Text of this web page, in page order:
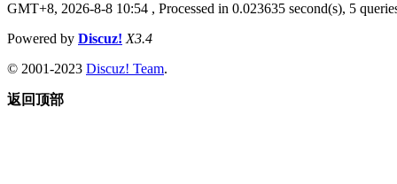
GMT+8, 2026-8-8 10:54 , Processed in 0.023635 second(s), 5
Powered by Discuz! X3.4
© 2001-2023 Discuz! Team.
返回顶部